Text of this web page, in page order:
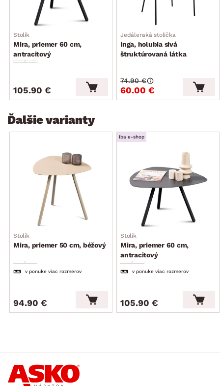
Stolík
Mira, priemer 60 cm,
antracitový
105.90 €
Jedálenská stolička
Inga, holubia sivá
štruktúrovaná látka
60.00 €
74.90 €
Ďalšie varianty
Stolík
Mira, priemer 50 cm, béžový
v ponuke viac rozmerov
94.90 €
Iba e-shop
Stolík
Mira, priemer 60 cm,
antracitový
v ponuke viac rozmerov
105.90 €